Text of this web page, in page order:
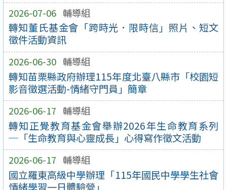
2026-07-06 輔導組
轉知董氏基金會「跨時光．限時信」照片、短文
徵件活動資訊
2026-06-30 輔導組
轉知苗栗縣政府辦理115年度北臺八縣市「校園短
影音徵選活動-情緒守門員」簡章
2026-06-17 輔導組
轉知正覺教育基金會舉辦2026年生命教育系列
─「生命教育與心靈成長」心得寫作徵文活動
2026-06-17 輔導組
國立羅東高級中學辦理「115年國民中學學生社會
情緒學習一日體驗營」